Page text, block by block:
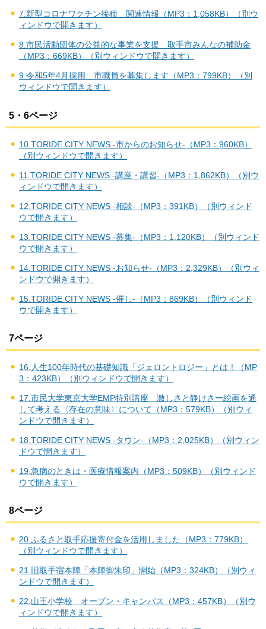
7.新型コロナワクチン接種 関連情報（MP3：1,058KB）（別ウ
ィンドウで開きます）
8.市民活動団体の公益的な事業を支援 取手市みんなの補助金
（MP3：669KB）（別ウィンドウで開きます）
9.令和5年4月採用 市職員を募集します（MP3：799KB）（別
ウィンドウで開きます）
5・6ページ
10.TORIDE CITY NEWS -市からのお知らせ-（MP3：960KB）
（別ウィンドウで開きます）
11.TORIDE CITY NEWS -講座・講習-（MP3：1,862KB）（別ウ
ィンドウで開きます）
12.TORIDE CITY NEWS -相談-（MP3：391KB）（別ウィンド
ウで開きます）
13.TORIDE CITY NEWS -募集-（MP3：1,120KB）（別ウィンド
ウで開きます）
14.TORIDE CITY NEWS -お知らせ-（MP3：2,329KB）（別ウィ
ンドウで開きます）
15.TORIDE CITY NEWS -催し-（MP3：869KB）（別ウィンド
ウで開きます）
7ページ
16.人生100年時代の基礎知識「ジェロントロジー」とは！（MP
3：423KB）（別ウィンドウで開きます）
17.市民大学東京大学EMP特別講座 激しさと静けさー絵画を通
して考える〈存在の意味〉について（MP3：579KB）（別ウィ
ンドウで開きます）
18.TORIDE CITY NEWS -タウン-（MP3：2,025KB）（別ウィン
ドウで開きます）
19.急病のときは・医療情報案内（MP3：509KB）（別ウィンド
ウで開きます）
8ページ
20.ふるさと取手応援寄付金を活用しました（MP3：779KB）
（別ウィンドウで開きます）
21.旧取手宿本陣「本陣御朱印」開始（MP3：324KB）（別ウィ
ンドウで開きます）
22.山王小学校 オープン・キャンパス（MP3：457KB）（別ウ
ィンドウで開きます）